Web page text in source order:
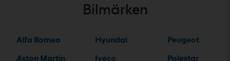
Bilmärken
Alfa Romeo
Aston Martin
Hyundai
Iveco
Peugeot
Polestar